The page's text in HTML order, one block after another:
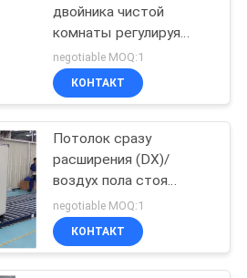
двойника чистой
комнаты регулируя
блоки 30/50 mm
изоляции PU
negotiable MOQ:1
КОНТАКТ
Потолок сразу
расширения (DX)/
воздух пола стоя
регулируя блоки 37.5-
125 KW
negotiable MOQ:1
КОНТАКТ